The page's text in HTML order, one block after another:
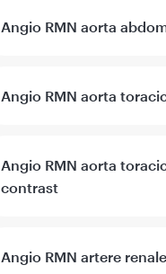
Angio RMN aorta
Angio RMN aorta
Angio RMN aorta
contrast
Angio RMN artere